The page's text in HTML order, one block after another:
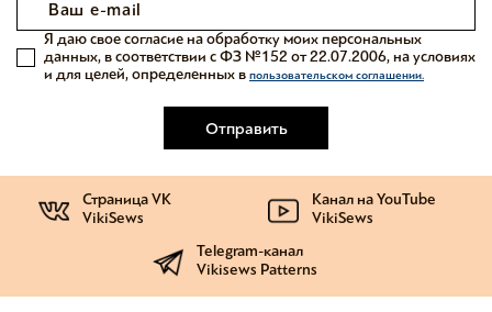
Отправить
Я даю свое согласие на обработку моих персональных
данных, в соответствии с ФЗ №152 от 22.07.2006, на условиях
и для целей, определенных в пользовательском соглашении.
Страница VK
VikiSews
Канал на YouTube
VikiSews
Telegram-канал
Vikisews Patterns